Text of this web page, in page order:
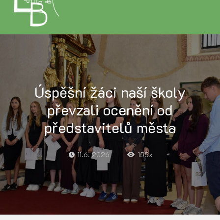
Úspěšní žáci naší školy
převzali ocenění od
představitelů města
11.6. 2026 155x